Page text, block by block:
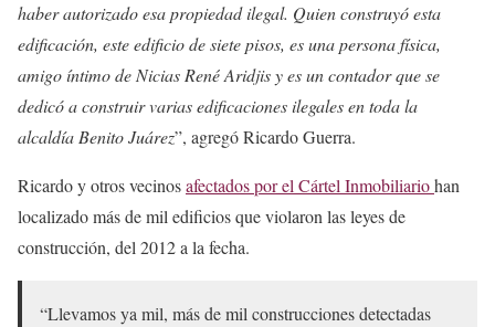
haber autorizado esa propiedad ilegal. Quien construyó esta
edificación, este edificio de siete pisos, es una persona física,
amigo íntimo de Nicias René Aridjis y es un contador que se
dedicó a construir varias edificaciones ilegales en toda la
alcaldía Benito Juárez”, agregó Ricardo Guerra.
Ricardo y otros vecinosafectados por el Cártel Inmobiliariohan
localizado más de mil edificios que violaron las leyes de
construcción, del 2012 a la fecha.
“Llevamos ya mil, más de mil construcciones detectadas